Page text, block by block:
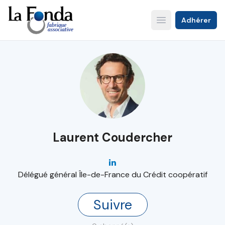
Aller
au
contenu
principal
Open main menu
Adhérer
Laurent Coudercher
Délégué général Île-de-France du Crédit coopératif
Suivre